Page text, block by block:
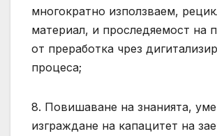
многократно използваем,
материал, и проследяемост на
от преработка чрез
процеса;
8. Повишаване на знанията,
изграждане на капацитет на